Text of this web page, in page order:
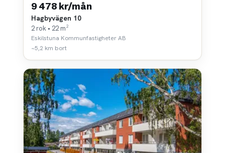
9 478 kr/mån
Hagbyvägen 10
2 rok • 22 m²
Eskilstuna Kommunfastigheter AB
~5,2 km bort